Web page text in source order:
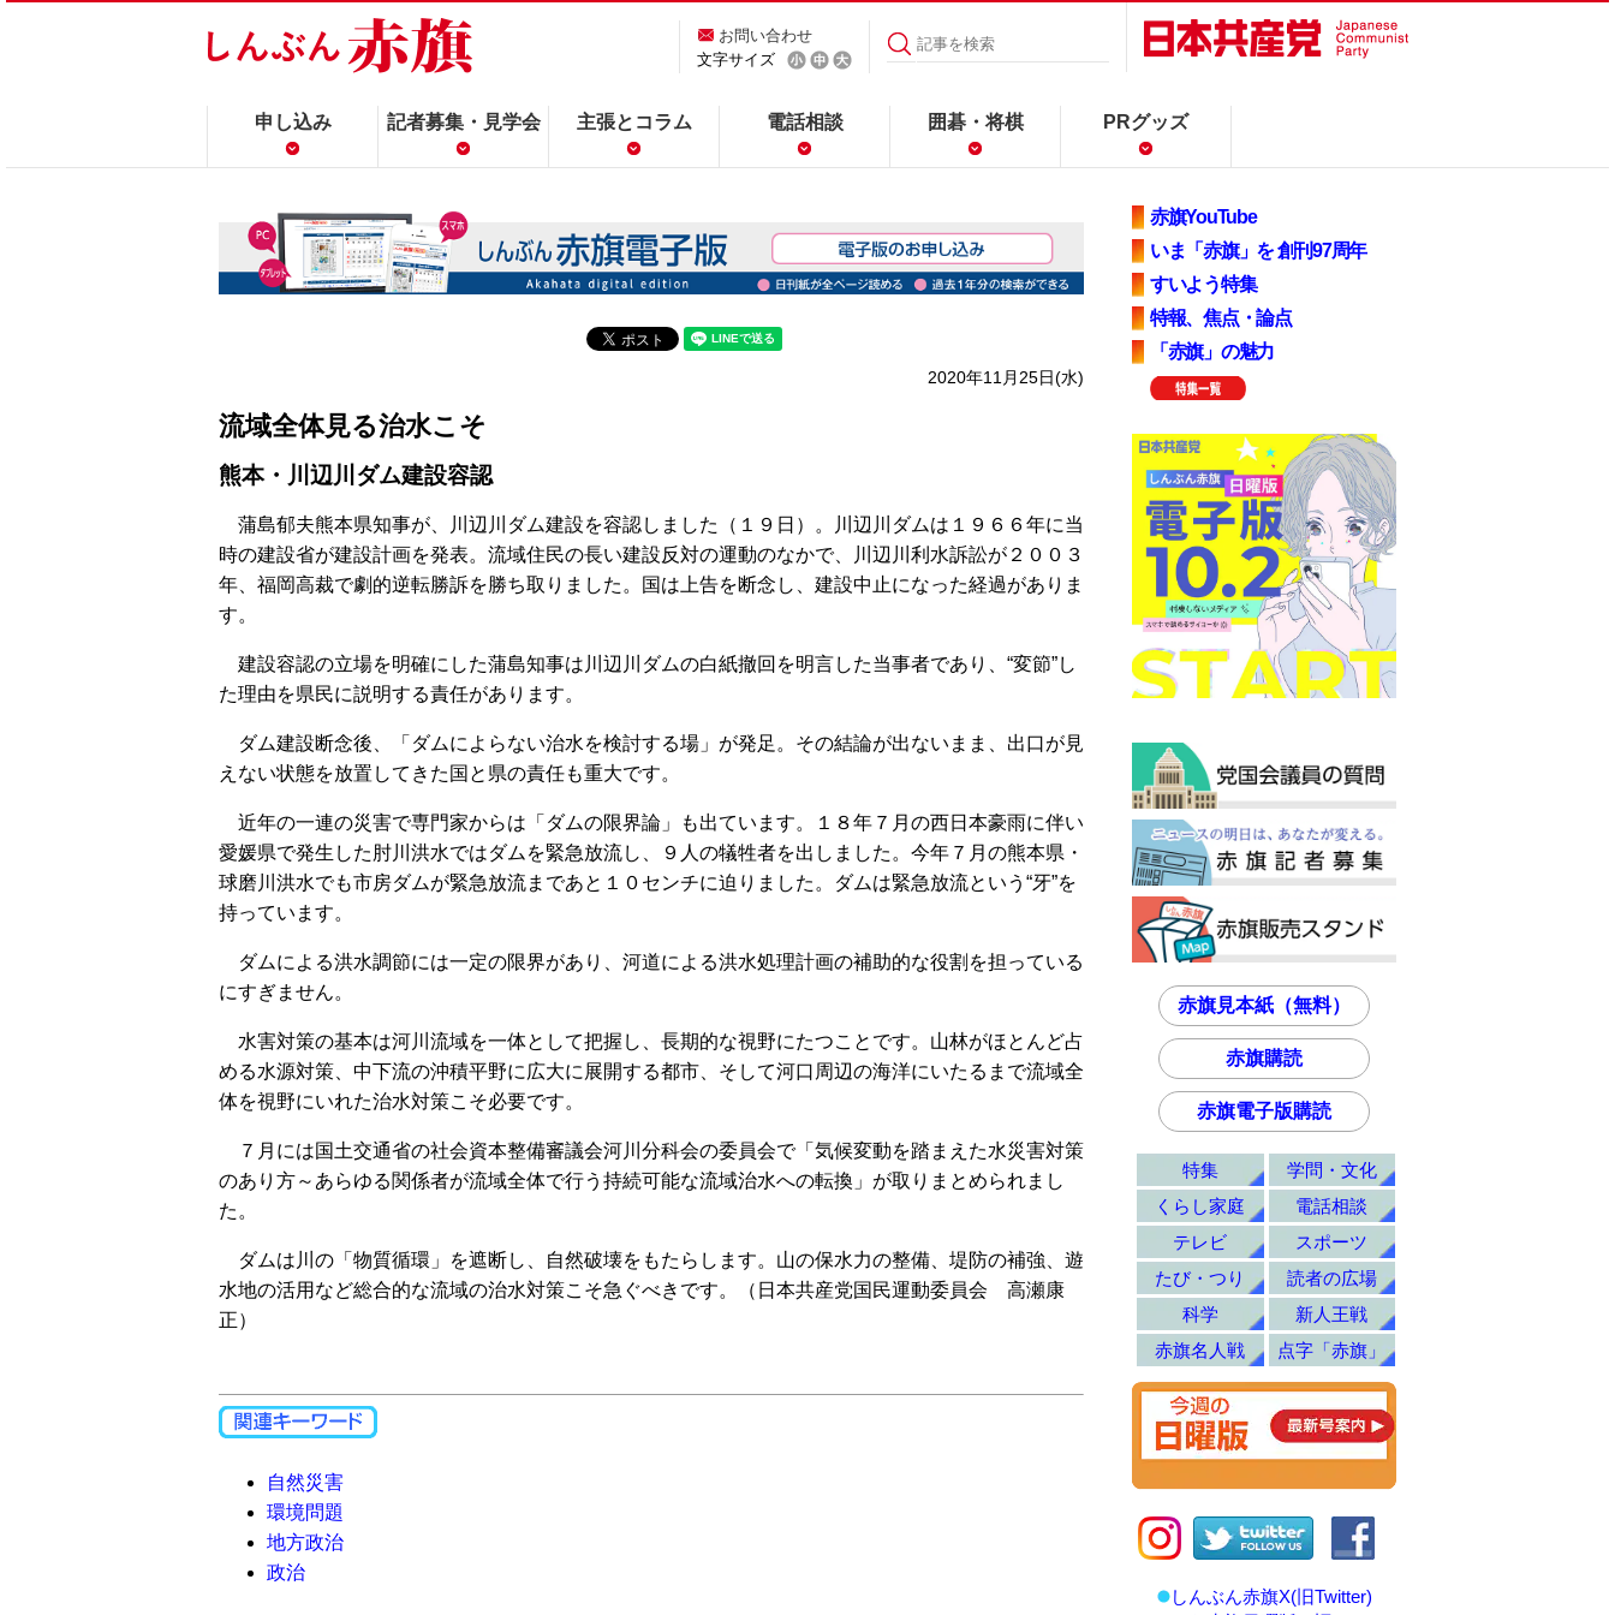
お問い合わせ
文字サイズ
申し込み 記者募集・見学会 主張とコラム 電話相談 囲碁・将棋 PRグッズ
2020年11月25日(水)
流域全体見る治水こそ
熊本・川辺川ダム建設容認
蒲島郁夫熊本県知事が、川辺川ダム建設を容認しました（１９日）。川辺川ダムは１９６６年に当
時の建設省が建設計画を発表。流域住民の長い建設反対の運動のなかで、川辺川利水訴訟が２００３
年、福岡高裁で劇的逆転勝訴を勝ち取りました。国は上告を断念し、建設中止になった経過がありま
す。
建設容認の立場を明確にした蒲島知事は川辺川ダムの白紙撤回を明言した当事者であり、“変節”し
た理由を県民に説明する責任があります。
ダム建設断念後、「ダムによらない治水を検討する場」が発足。その結論が出ないまま、出口が見
えない状態を放置してきた国と県の責任も重大です。
近年の一連の災害で専門家からは「ダムの限界論」も出ています。１８年７月の西日本豪雨に伴い
愛媛県で発生した肘川洪水ではダムを緊急放流し、９人の犠牲者を出しました。今年７月の熊本県・
球磨川洪水でも市房ダムが緊急放流まであと１０センチに迫りました。ダムは緊急放流という“牙”を
持っています。
ダムによる洪水調節には一定の限界があり、河道による洪水処理計画の補助的な役割を担っている
にすぎません。
水害対策の基本は河川流域を一体として把握し、長期的な視野にたつことです。山林がほとんど占
める水源対策、中下流の沖積平野に広大に展開する都市、そして河口周辺の海洋にいたるまで流域全
体を視野にいれた治水対策こそ必要です。
７月には国土交通省の社会資本整備審議会河川分科会の委員会で「気候変動を踏まえた水災害対策
のあり方～あらゆる関係者が流域全体で行う持続可能な流域治水への転換」が取りまとめられまし
た。
ダムは川の「物質循環」を遮断し、自然破壊をもたらします。山の保水力の整備、堤防の補強、遊
水地の活用など総合的な流域の治水対策こそ急ぐべきです。（日本共産党国民運動委員会 高瀬康
正）
自然災害
環境問題
地方政治
政治
赤旗YouTube
いま「赤旗」を 創刊97周年
すいよう特集
特報、焦点・論点
「赤旗」の魅力
赤旗見本紙（無料）
赤旗購読
赤旗電子版購読
特集
学問・文化
くらし家庭
電話相談
テレビ
スポーツ
たび・つり
読者の広場
科学
新人王戦
赤旗名人戦
点字「赤旗」
しんぶん赤旗X(旧Twitter)